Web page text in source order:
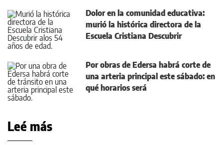
Dolor en la comunidad educativa:
murió la histórica directora de la
Escuela Cristiana Descubrir
Por obras de Edersa habrá corte de
una arteria principal este sábado: en
qué horarios será
Leé más